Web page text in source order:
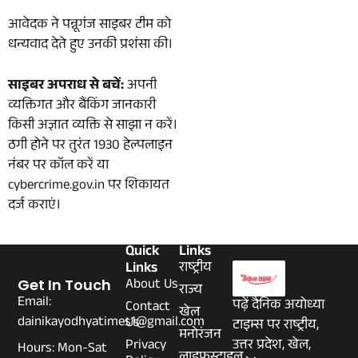
आवेदक ने पन्नूगंज साइबर टीम को
धन्यवाद देते हुए उनकी प्रशंसा की।
साइबर अपराध से बचें:अपनी
व्यक्तिगत और बैंकिंग जानकारी
किसी अज्ञात व्यक्ति से साझा न करें।
ठगी होने पर तुरंत 1930 हेल्पलाइन
नंबर पर कॉल करें या
cybercrime.gov.in पर शिकायत
दर्ज कराएं।
पढ़ें दैनिक अयोध्या
टाइम्स पर राष्ट्रीय,
उत्तर प्रदेश, खेल,
Links
राष्ट्रीय
राज्य
खेल
मनोरंजन
Quick
Links
About Us
Contact
Us
Privacy
Get In Touch
Email:
dainikayodhyatimes1@gmail.com
Hours: Mon-Sat